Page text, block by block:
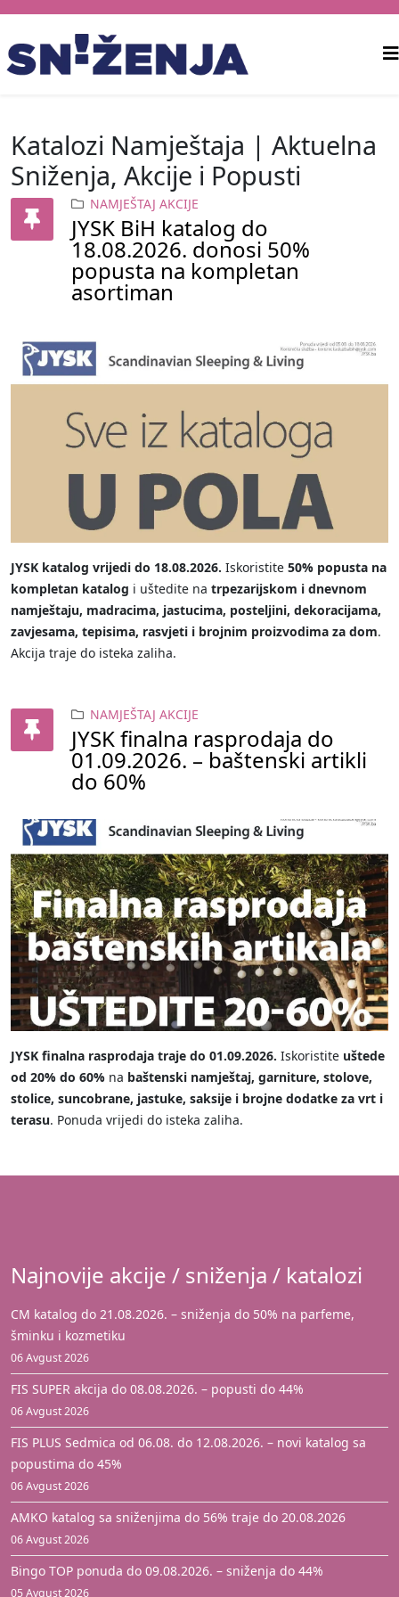
Katalozi Namještaja | Aktuelna
Sniženja, Akcije i Popusti
NAMJEŠTAJ AKCIJE
JYSK BiH katalog do
18.08.2026. donosi 50%
popusta na kompletan
asortiman
JYSK katalog vrijedi do 18.08.2026. Iskoristite 50% popusta na
kompletan katalog i uštedite na trpezarijskom i dnevnom
namještaju, madracima, jastucima, posteljini, dekoracijama,
zavjesama, tepisima, rasvjeti i brojnim proizvodima za dom.
Akcija traje do isteka zaliha.
NAMJEŠTAJ AKCIJE
JYSK finalna rasprodaja do
01.09.2026. – baštenski artikli
do 60%
JYSK finalna rasprodaja traje do 01.09.2026. Iskoristite uštede
od 20% do 60% na baštenski namještaj, garniture, stolove,
stolice, suncobrane, jastuke, saksije i brojne dodatke za vrt i
terasu. Ponuda vrijedi do isteka zaliha.
Najnovije akcije / sniženja / katalozi
CM katalog do 21.08.2026. – sniženja do 50% na parfeme,
šminku i kozmetiku
06 Avgust 2026
FIS SUPER akcija do 08.08.2026. – popusti do 44%
06 Avgust 2026
FIS PLUS Sedmica od 06.08. do 12.08.2026. – novi katalog sa
popustima do 45%
06 Avgust 2026
AMKO katalog sa sniženjima do 56% traje do 20.08.2026
06 Avgust 2026
Bingo TOP ponuda do 09.08.2026. – sniženja do 44%
05 Avgust 2026